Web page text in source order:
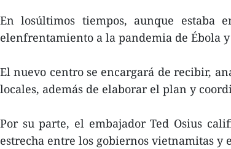
En losúltimos tiempos, aunque estaba
elenfrentamiento a la pandemia de Ébola
El nuevo centro se encargará de recibir,
locales, además de elaborar el plan y
Por su parte, el embajador Ted Osius
estrecha entre los gobiernos vietnamitas y